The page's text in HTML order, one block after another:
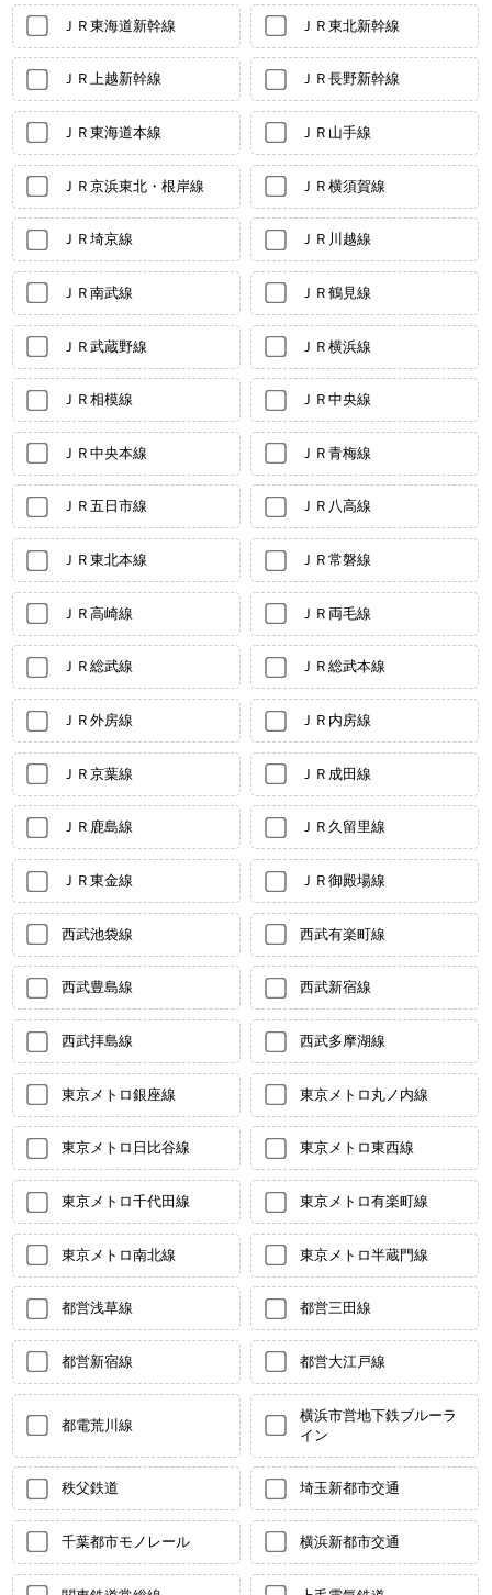
ＪＲ東海道新幹線 ＪＲ東北新幹線
ＪＲ上越新幹線 ＪＲ長野新幹線
ＪＲ東海道本線 ＪＲ山手線
ＪＲ京浜東北・根岸線 ＪＲ横須賀線
ＪＲ埼京線 ＪＲ川越線
ＪＲ南武線 ＪＲ鶴見線
ＪＲ武蔵野線 ＪＲ横浜線
ＪＲ相模線 ＪＲ中央線
ＪＲ中央本線 ＪＲ青梅線
ＪＲ五日市線 ＪＲ八高線
ＪＲ東北本線 ＪＲ常磐線
ＪＲ高崎線 ＪＲ両毛線
ＪＲ総武線 ＪＲ総武本線
ＪＲ外房線 ＪＲ内房線
ＪＲ京葉線 ＪＲ成田線
ＪＲ鹿島線 ＪＲ久留里線
ＪＲ東金線 ＪＲ御殿場線
西武池袋線 西武有楽町線
西武豊島線 西武新宿線
西武拝島線 西武多摩湖線
東京メトロ銀座線 東京メトロ丸ノ内線
東京メトロ日比谷線 東京メトロ東西線
東京メトロ千代田線 東京メトロ有楽町線
東京メトロ南北線 東京メトロ半蔵門線
都営浅草線 都営三田線
都営新宿線 都営大江戸線
都電荒川線
横浜市営地下鉄ブルーラ
イン
秩父鉄道 埼玉新都市交通
千葉都市モノレール 横浜新都市交通